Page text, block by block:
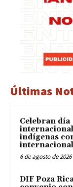
Últimas
Celebran día
indígenas
internacional
6 de agosto de 2026
DIF Poza